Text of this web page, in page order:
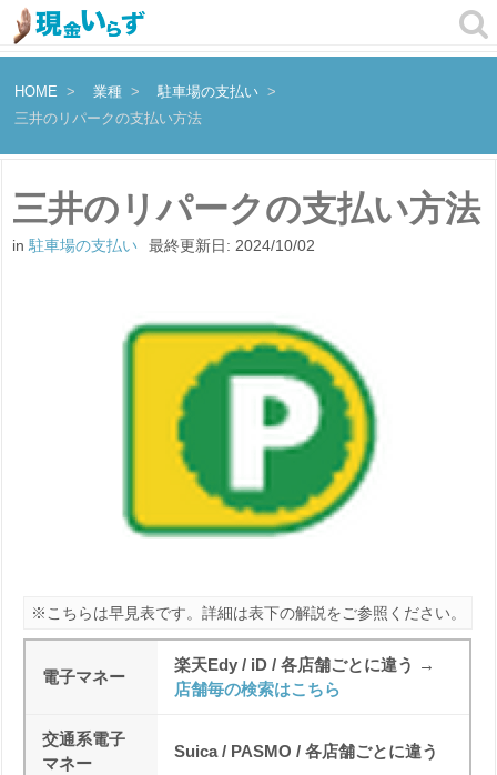
HOME 業種
駐車場の支払い
三井のリパークの支払い方法
三井のリパークの支払い方法
in駐車場の支払い 最終更新日: 2024/10/02
※こちらは早見表です。詳細は表下の解説をご参照ください。
電子マネー
楽天Edy / iD / 各店舗ごとに違う →
店舗毎の検索はこちら
交通系電子
マネー
Suica / PASMO / 各店舗ごとに違う